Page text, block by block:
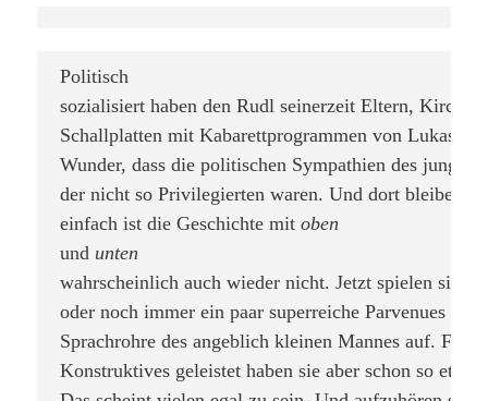
Politisch
sozialisiert haben den Rudl seinerzeit Eltern, Kirche
Schallplatten mit Kabarettprogrammen von Lukas
Wunder, dass die politischen Sympathien des jungen
der nicht so Privilegierten waren. Und dort bleiben
einfach ist die Geschichte mit oben
und unten
wahrscheinlich auch wieder nicht. Jetzt spielen sich
oder noch immer ein paar superreiche Parvenues als
Sprachrohre des angeblich kleinen Mannes auf. Für
Konstruktives geleistet haben sie aber schon so